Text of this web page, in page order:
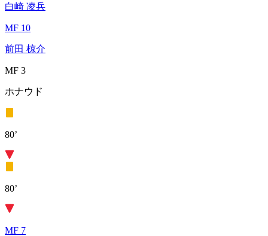
白崎 凌兵
MF 10
前田 椋介
MF 3
ホナウド
80’
80’
MF 7